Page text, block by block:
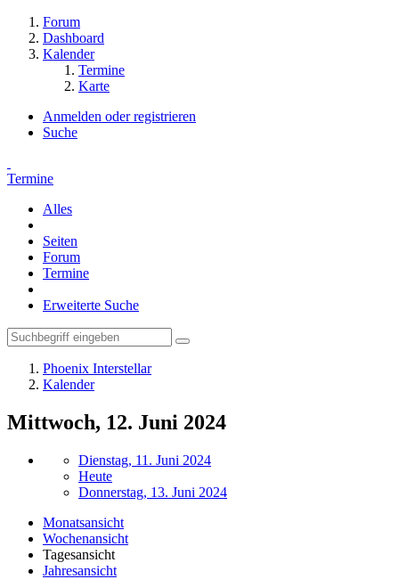
Forum
Dashboard
Kalender
Termine
Karte
Anmelden oder registrieren
Suche
Termine
Alles
Seiten
Forum
Termine
Erweiterte Suche
Phoenix Interstellar
Kalender
Mittwoch, 12. Juni 2024
Dienstag, 11. Juni 2024
Heute
Donnerstag, 13. Juni 2024
Monatsansicht
Wochenansicht
Tagesansicht
Jahresansicht